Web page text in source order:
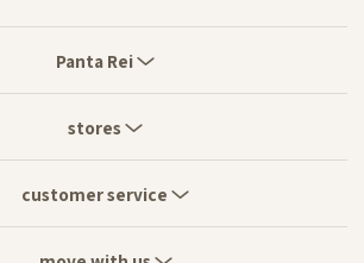
Rei
Panta Rei
stores
with
service
customer service